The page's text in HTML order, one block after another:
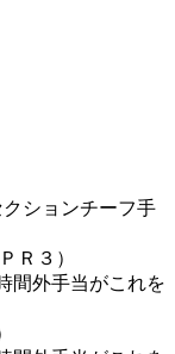
クションチーフ手
Ｒ３）
間外手当がこれを